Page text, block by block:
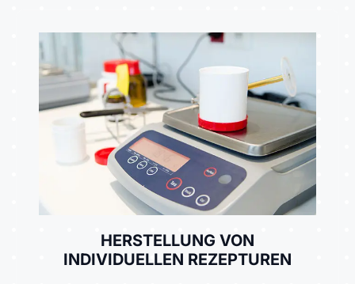
HERSTELLUNG VON
INDIVIDUELLEN REZEPTUREN